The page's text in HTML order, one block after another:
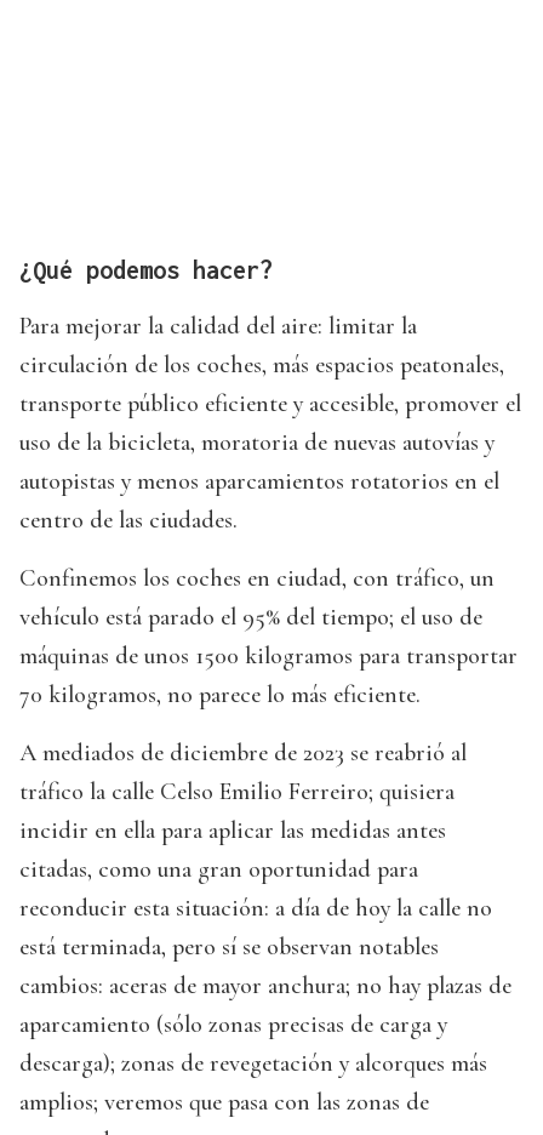
¿Qué podemos hacer?
Para mejorar la calidad del aire: limitar la
circulación de los coches, más espacios peatonales,
transporte público eficiente y accesible, promover el
uso de la bicicleta, moratoria de nuevas autovías y
autopistas y menos aparcamientos rotatorios en el
centro de las ciudades.
Confinemos los coches en ciudad, con tráfico, un
vehículo está parado el 95% del tiempo; el uso de
máquinas de unos 1500 kilogramos para transportar
70 kilogramos, no parece lo más eficiente.
A mediados de diciembre de 2023 se reabrió al
tráfico la calle Celso Emilio Ferreiro; quisiera
incidir en ella para aplicar las medidas antes
citadas, como una gran oportunidad para
reconducir esta situación: a día de hoy la calle no
está terminada, pero sí se observan notables
cambios: aceras de mayor anchura; no hay plazas de
aparcamiento (sólo zonas precisas de carga y
descarga); zonas de revegetación y alcorques más
amplios; veremos que pasa con las zonas de